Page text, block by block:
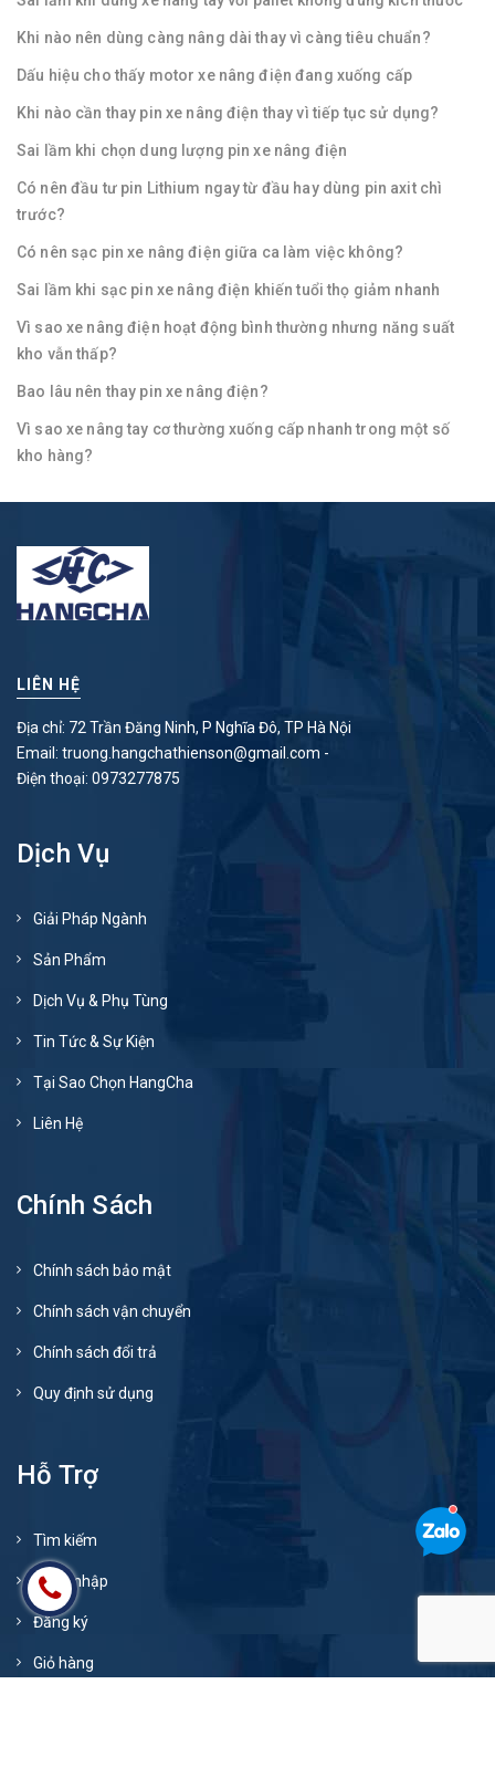
Khi nào nên dùng càng nâng dài thay vì càng tiêu chuẩn?
Dấu hiệu cho thấy motor xe nâng điện đang xuống cấp
Khi nào cần thay pin xe nâng điện thay vì tiếp tục sử dụng?
Sai lầm khi chọn dung lượng pin xe nâng điện
Có nên đầu tư pin Lithium ngay từ đầu hay dùng pin axit chì
trước?
Có nên sạc pin xe nâng điện giữa ca làm việc không?
Sai lầm khi sạc pin xe nâng điện khiến tuổi thọ giảm nhanh
Vì sao xe nâng điện hoạt động bình thường nhưng năng suất
kho vẫn thấp?
Bao lâu nên thay pin xe nâng điện?
Vì sao xe nâng tay cơ thường xuống cấp nhanh trong một số
kho hàng?
LIÊN HỆ
Địa chỉ: 72 Trần Đăng Ninh, P Nghĩa Đô, TP Hà Nội
Email: truong.hangchathienson@gmail.com -
Điện thoại: 0973277875
Dịch Vụ
Giải Pháp Ngành
Sản Phẩm
Dịch Vụ & Phụ Tùng
Tin Tức & Sự Kiện
Tại Sao Chọn HangCha
Liên Hệ
Chính Sách
Chính sách bảo mật
Chính sách vận chuyển
Chính sách đổi trả
Quy định sử dụng
Hỗ Trợ
Tìm kiếm
Đăng nhập
Đăng ký
Giỏ hàng